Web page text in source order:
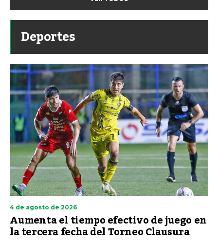
Deportes
4 de agosto de 2026
Aumenta el tiempo efectivo de juego en
la tercera fecha del Torneo Clausura